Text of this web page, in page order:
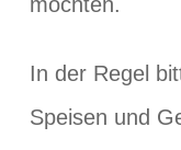
In der Regel
Speisen und